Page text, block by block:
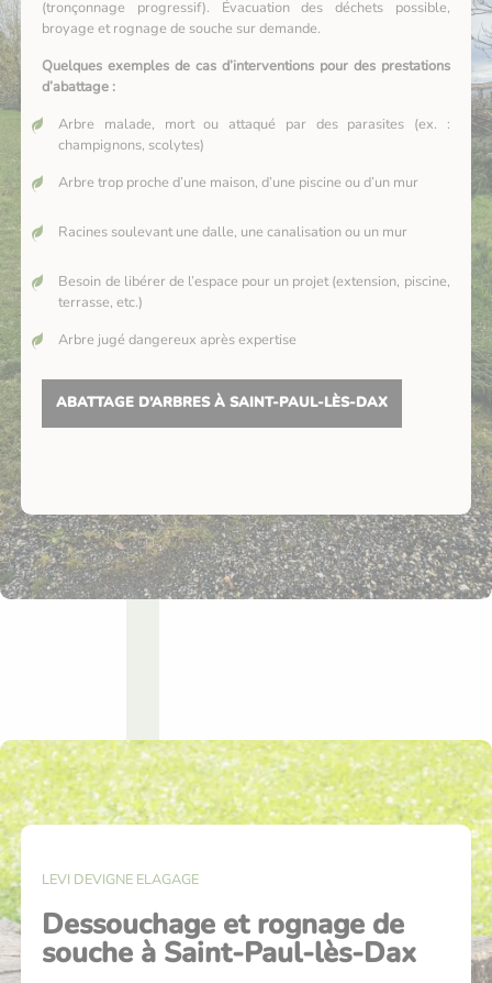
(tronçonnage progressif). Évacuation des déchets possible,
broyage et rognage de souche sur demande.
Quelques exemples de cas d’interventions pour des prestations
d’abattage :
Arbre malade, mort ou attaqué par des parasites (ex. :
champignons, scolytes)
Arbre trop proche d’une maison, d’une piscine ou d’un mur
Racines soulevant une dalle, une canalisation ou un mur
Besoin de libérer de l’espace pour un projet (extension, piscine,
terrasse, etc.)
Arbre jugé dangereux après expertise
ABATTAGE D’ARBRES À SAINT-PAUL-LÈS-DAX
LEVI DEVIGNE ELAGAGE
Dessouchage et rognage de
souche à Saint-Paul-lès-Dax